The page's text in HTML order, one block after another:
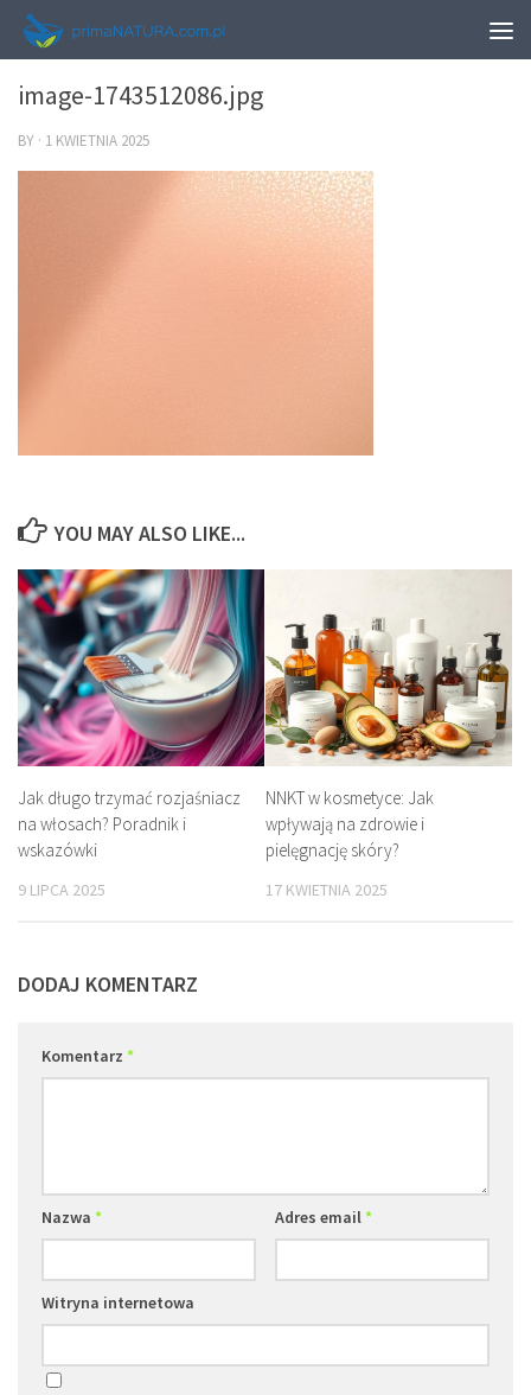
0
image-1743512086.jpg
BY · 1 KWIETNIA 2025
YOU MAY ALSO LIKE...
Jak długo trzymać rozjaśniacz
na włosach? Poradnik i
wskazówki
9 LIPCA 2025
NNKT w kosmetyce: Jak
wpływają na zdrowie i
pielęgnację skóry?
17 KWIETNIA 2025
DODAJ KOMENTARZ
Komentarz *
Nazwa * Adres email*
Witryna internetowa